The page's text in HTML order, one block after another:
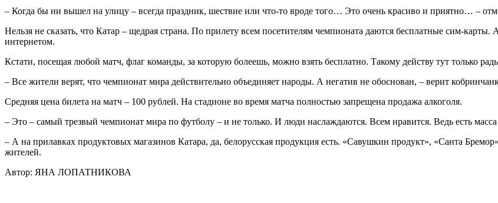
– Когда бы ни вышел на улицу – всегда праздник, шествие или что-то вроде того… Это очень красиво и приятно… –
Нельзя не сказать, что Катар – щедрая страна. По прилету всем посетителям чемпионата даются бесплатные сим-
интернетом.
Кстати, посещая любой матч, флаг команды, за которую болеешь, можно взять бесплатно. Такому действу тут только
– Все жители верят, что чемпионат мира действительно объединяет народы. А негатив не обоснован, – верит
Средняя цена билета на матч – 100 рублей. На стадионе во время матча полностью запрещена продажа алкоголя.
– Это – самый трезвый чемпионат мира по футболу – и не только. И люди наслаждаются. Всем нравится. Ведь есть
– А на прилавках продуктовых магазинов Катара, да, белорусская продукция есть. «Савушкин продукт», «Санта
жителей.
Автор: ЯНА ЛОПАТНИКОВА